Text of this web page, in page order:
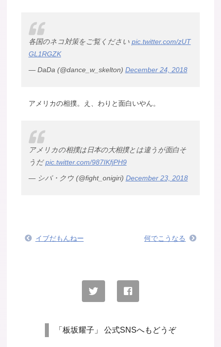
各国のネコ対策をご覧ください pic.twitter.com/zUT
GL1RGZK
— DaDa (@dance_w_skelton) December 24, 2018
アメリカの相撲。え、わりと面白いやん。
アメリカの相撲は日本の大相撲とは違うが面白そ
うだpic.twitter.com/987IKfjPH9
— シバ・クウ (@fight_onigiri) December 23, 2018
イブだもんねー 何でこうなる
「板坂耀子」 公式SNSへもどうぞ